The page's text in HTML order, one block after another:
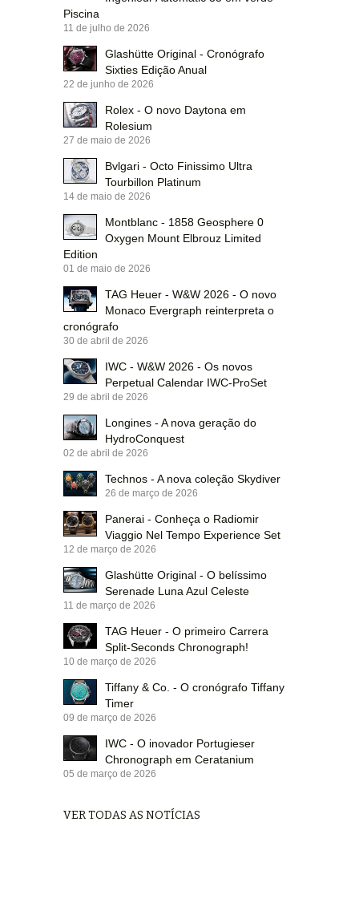
Piscina
11 de julho de 2026
Glashütte Original - Cronógrafo
Sixties Edição Anual
22 de junho de 2026
Rolex - O novo Daytona em
Rolesium
27 de maio de 2026
Bvlgari - Octo Finissimo Ultra
Tourbillon Platinum
14 de maio de 2026
Montblanc - 1858 Geosphere 0
Oxygen Mount Elbrouz Limited
Edition
01 de maio de 2026
TAG Heuer - W&W 2026 - O novo
Monaco Evergraph reinterpreta o
cronógrafo
30 de abril de 2026
IWC - W&W 2026 - Os novos
Perpetual Calendar IWC-ProSet
29 de abril de 2026
Longines - A nova geração do
HydroConquest
02 de abril de 2026
Technos - A nova coleção Skydiver
26 de março de 2026
Panerai - Conheça o Radiomir
Viaggio Nel Tempo Experience Set
12 de março de 2026
Glashütte Original - O belíssimo
Serenade Luna Azul Celeste
11 de março de 2026
TAG Heuer - O primeiro Carrera
Split-Seconds Chronograph!
10 de março de 2026
Tiffany & Co. - O cronógrafo Tiffany
Timer
09 de março de 2026
IWC - O inovador Portugieser
Chronograph em Ceratanium
05 de março de 2026
VER TODAS AS NOTÍCIAS